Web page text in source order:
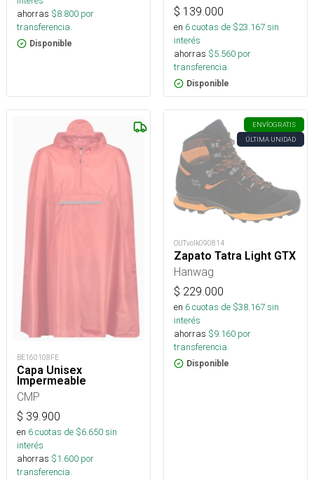
ahorras $8.800 por
transferencia.
Disponible
$ 139.000
en 6cuotas de $23.167sin
interés
ahorras $5.560 por
transferencia.
Disponible
BE160108FE
Capa Unisex
Impermeable
CMP
$ 39.900
en 6cuotas de $6.650sin
interés
ahorras $1.600 por
transferencia.
ENVÍOGRATIS
ÚLTIMA UNIDAD
OUTvolk090814
Zapato Tatra Light GTX
Hanwag
$ 229.000
en 6cuotas de $38.167sin
interés
ahorras $9.160 por
transferencia.
Disponible